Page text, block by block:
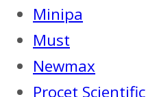
Minipa
Must
Newmax
Procet Scientific